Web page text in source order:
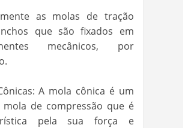
as molas de tração
que são fixados em
mecânicos, por
A mola cônica é um
de compressão que é
pela sua força e